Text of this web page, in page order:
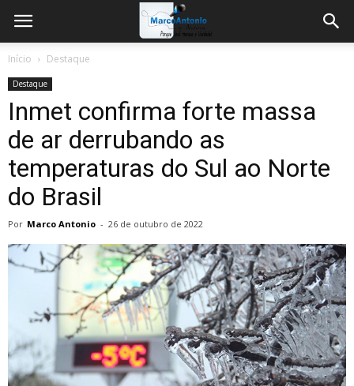
Início Destaque
Destaque
Inmet confirma forte massa
de ar derrubando as
temperaturas do Sul ao Norte
do Brasil
Por Marco Antonio - 26 de outubro de 2022